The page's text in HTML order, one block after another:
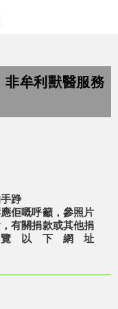
非牟利獸醫服務
踭
佢嘅呼籲，參照片
有關捐款或其他捐
以下網址